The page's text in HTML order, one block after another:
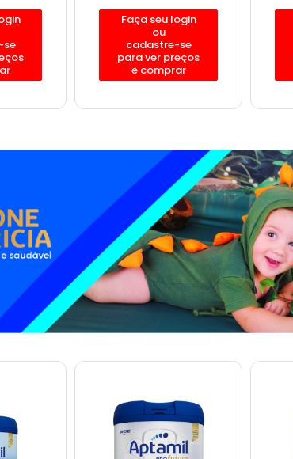
Faça seu login
ou
cadastre-se
para ver preços
e comprar